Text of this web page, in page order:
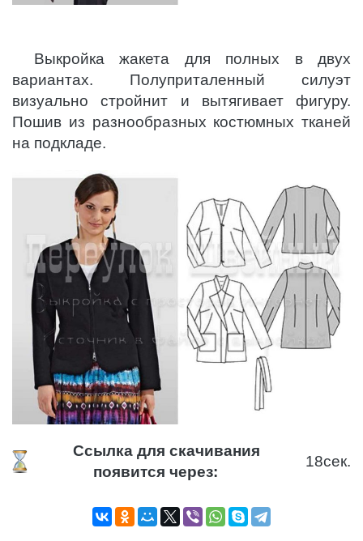
Выкройка жакета для полных в двух
вариантах. Полуприталенный силуэт
визуально стройнит и вытягивает фигуру.
Пошив из разнообразных костюмных тканей
на подкладе.
Ссылка для скачивания
появится через:
17сек.